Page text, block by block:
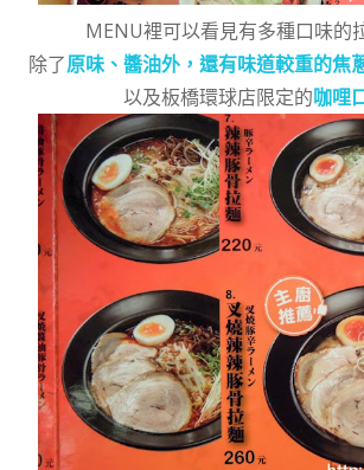
MENU裡可以看見有多種口味的
除了原味、醬油外，還有味道較重的焦
以及板橋環球店限定的咖哩